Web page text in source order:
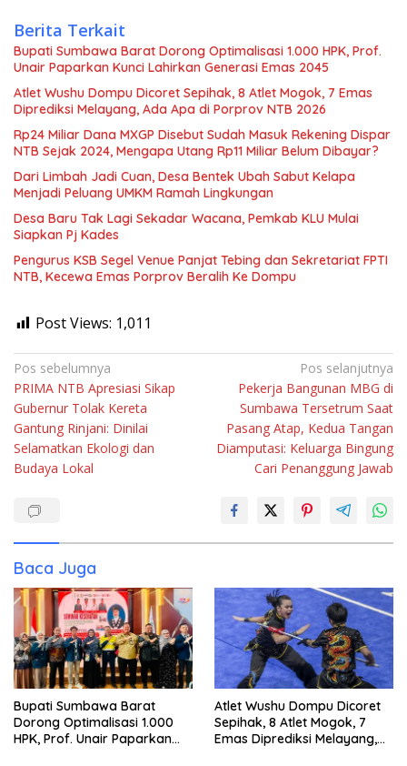
Berita Terkait
Bupati Sumbawa Barat Dorong Optimalisasi 1.000 HPK, Prof.
Unair Paparkan Kunci Lahirkan Generasi Emas 2045
Atlet Wushu Dompu Dicoret Sepihak, 8 Atlet Mogok, 7 Emas
Diprediksi Melayang, Ada Apa di Porprov NTB 2026
Rp24 Miliar Dana MXGP Disebut Sudah Masuk Rekening Dispar
NTB Sejak 2024, Mengapa Utang Rp11 Miliar Belum Dibayar?
Dari Limbah Jadi Cuan, Desa Bentek Ubah Sabut Kelapa
Menjadi Peluang UMKM Ramah Lingkungan
Desa Baru Tak Lagi Sekadar Wacana, Pemkab KLU Mulai
Siapkan Pj Kades
Pengurus KSB Segel Venue Panjat Tebing dan Sekretariat FPTI
NTB, Kecewa Emas Porprov Beralih Ke Dompu
Post Views: 1,011
Navigasi
pos
Pos sebelumnya
PRIMA NTB Apresiasi Sikap
Gubernur Tolak Kereta
Gantung Rinjani: Dinilai
Selamatkan Ekologi dan
Budaya Lokal
Pos selanjutnya
Pekerja Bangunan MBG di
Sumbawa Tersetrum Saat
Pasang Atap, Kedua Tangan
Diamputasi: Keluarga Bingung
Cari Penanggung Jawab
Baca Juga
Bupati Sumbawa Barat
Dorong Optimalisasi 1.000
HPK, Prof. Unair Paparkan
Atlet Wushu Dompu Dicoret
Sepihak, 8 Atlet Mogok, 7
Emas Diprediksi Melayang,